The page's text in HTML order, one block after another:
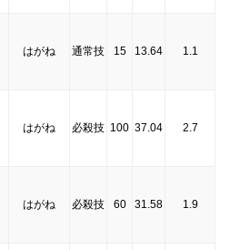
はがね 通常技 15 13.64 1.1
はがね 必殺技 100 37.04 2.7
はがね 必殺技 60 31.58 1.9